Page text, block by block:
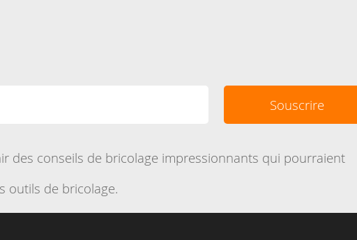
des conseils de bricolage impressionnants qui pourraient
outils de bricolage.